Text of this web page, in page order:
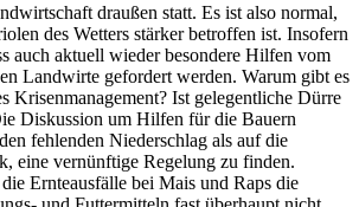
draußen statt. Es ist also normal,
des Wetters stärker betroffen ist. Insofern
auch aktuell wieder besondere Hilfen vom
Landwirte gefordert werden. Warum gibt es
Krisenmanagement? Ist gelegentliche Dürre
Diskussion um Hilfen für die Bauern
fehlenden Niederschlag als auf die
eine vernünftige Regelung zu finden.
Ernteausfälle bei Mais und Raps die